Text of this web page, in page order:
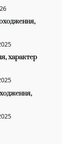
характер